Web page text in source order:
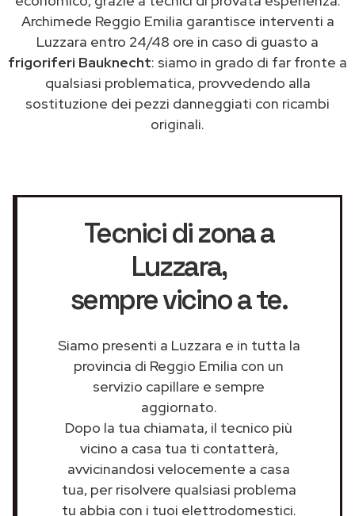
Archimede Reggio Emilia garantisce interventi a
Luzzara entro 24/48 ore in caso di guasto a
frigoriferi Bauknecht: siamo in grado di far fronte a
qualsiasi problematica, provvedendo alla
sostituzione dei pezzi danneggiati con ricambi
originali.
Tecnici di zona a
Luzzara,
sempre vicino a te.
Siamo presenti a Luzzara e in tutta la
provincia di Reggio Emilia con un
servizio capillare e sempre
aggiornato.
Dopo la tua chiamata, il tecnico più
vicino a casa tua ti contatterà,
avvicinandosi velocemente a casa
tua, per risolvere qualsiasi problema
tu abbia con i tuoi elettrodomestici.